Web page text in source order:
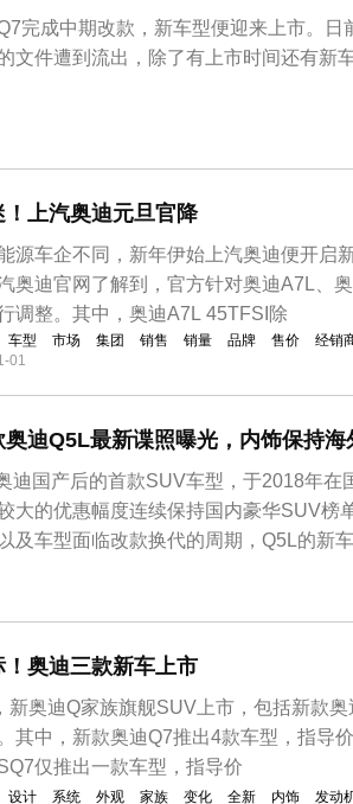
完成中期改款，新车型便迎来上市。日
文件遭到流出，除了有上市时间还有新
！上汽奥迪元旦官降
源车企不同，新年伊始上汽奥迪便开启
奥迪官网了解到，官方针对奥迪A7L、
调整。其中，奥迪A7L 45TFSI除
车型 市场 集团 销售 销量 品牌 售价 经销
01
奥迪Q5L最新谍照曝光，内饰保持海
迪国产后的首款SUV车型，于2018年在
大的优惠幅度连续保持国内豪华SUV榜
及车型面临改款换代的周期，Q5L的新车
！奥迪三款新车上市
新奥迪Q家族旗舰SUV上市，包括新款
其中，新款奥迪Q7推出4款车型，指导
仅推出一款车型，指导价
设计 系统 外观 家族 变化 全新 内饰 发动